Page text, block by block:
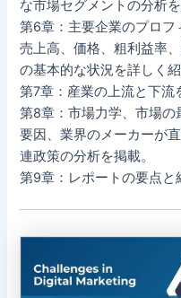
な市場セグメントの分析を
第6章：主要企業のプロフ
売上高、価格、粗利益率
の基本的な状況を詳しく紹
第7章：産業の上流と下流
第8章：市場力学、市場
要因、業界のメーカーが
連政策の分析を掲載。
第9章：レポートの要点と